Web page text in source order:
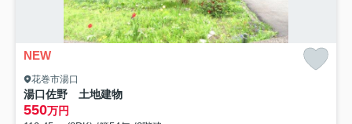
NEW
花巻市湯口
湯口佐野 土地建物
550万円